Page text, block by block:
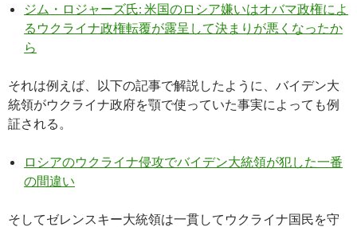
ジム・ロジャーズ氏: 米国のロシア嫌いはオバマ政権によ
るウクライナ政権転覆が露呈して決まりが悪くなったか
ら
それは例えば、以下の記事で解説したように、バイデン大
統領がウクライナ政府を顎で使っていた事実によっても例
証される。
ロシアのウクライナ侵攻でバイデン大統領が犯した一番
の間違い
そしてゼレンスキー大統領は一貫してウクライナ国民を守